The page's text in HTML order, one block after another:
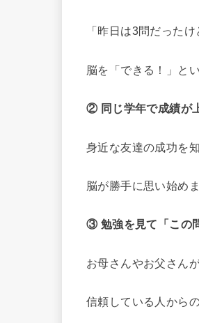
「昨日は3問だった
脳を「できる！」と
② 同じ学年で成績が
身近な友達の成功を
脳が勝手に思い始めま
③ 勉強を見て「この
お母さんやお父さん
信頼している人から